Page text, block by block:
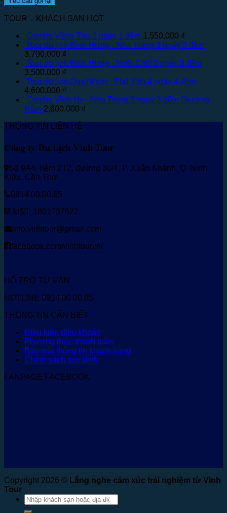
TOUR – KHÁCH SẠN HOT
Combo Vũng Tàu 2 ngày 1 đêm 1,550,000 ₫
Tour du lịch Bình Hưng - Nha Trang 3 ngày 3 đêm
3,700,000 ₫
Tour du lịch Bình Hưng - Ninh Chữ 3 ngày 3 đêm
3,500,000 ₫
Tour du lịch Quy Nhơn - Phú Yên 4 ngày 4 đêm
4,600,000 ₫
Combo Vĩnh Hy - Nha Trang 3 ngày 3 đêm Giường
Nằm 2,600,000 ₫
THÔNG TIN LIÊN HỆ
Công ty Du Lịch Vinh Tour
Số 9A4, hẻm 2T2, đường 30/4, P. Xuân Khánh, Q. Ninh
Kiều, Cần Thơ
0914.00.00.65
MST: 1801737622
info.vinhtour@gmail.com
facebook.com/vinhtourvn/
HỖ TRỢ TƯ VẤN
HOTLINE 0914.00.00.65
THÔNG TIN CẦN BIẾT
Điều kiện điều khoản
Phương thức thanh toán
Bảo mật thông tin khách hàng
Chính sách quy định
FANPAGE FACEBOOK
Copyright 2026 © Lắng nghe cảm xúc trải nghiệm từ Vinh
Tour
Tìm
kiếm: